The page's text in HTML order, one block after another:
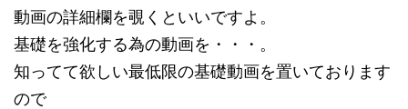
動画の詳細欄を覗くといいですよ。
基礎を強化する為の動画を・・・。
知ってて欲しい最低限の基礎動画を置いております
ので